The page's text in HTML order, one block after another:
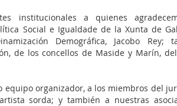
institucionales a quienes
Social e Igualdade de la Xunta de
Demográfica, Jacobo Rey;
de los concellos de Maside y Marín,
organizador, a los miembros del
sorda; y también a nuestras